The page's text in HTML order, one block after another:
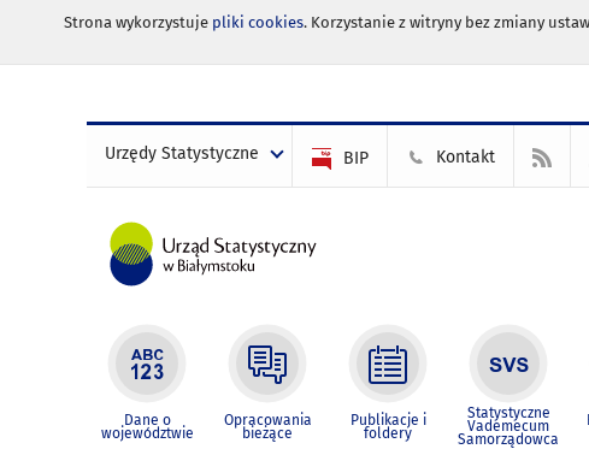
Strona wykorzystuje pliki cookies. Korzystanie z witryny bez zmiany
Urzędy Statystyczne BIP Kontakt
Dane o
województwie
Opracowania
bieżące
Publikacje i
foldery
Statystyczne
Vademecum
Samorządowca